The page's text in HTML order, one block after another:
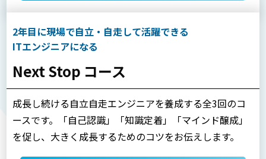
2年目に現場で自立・自走して活躍できる
ITエンジニアになる
Next Stop コース
成長し続ける自立自走エンジニアを養成する全3回のコ
ースです。「自己認識」「知識定着」「マインド醸成」
を促し、大きく成長するためのコツをお伝えします。